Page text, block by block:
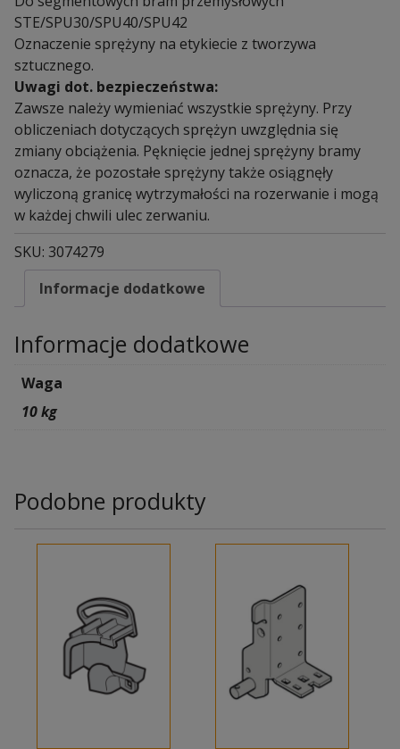
STE/SPU30/SPU40/SPU42
Oznaczenie sprężyny na etykiecie z tworzywa
sztucznego.
Uwagi dot. bezpieczeństwa:
Zawsze należy wymieniać wszystkie sprężyny. Przy
obliczeniach dotyczących sprężyn uwzględnia się
zmiany obciążenia. Pęknięcie jednej sprężyny bramy
oznacza, że pozostałe sprężyny także osiągnęły
wyliczoną granicę wytrzymałości na rozerwanie i mogą
w każdej chwili ulec zerwaniu.
SKU: 3074279
Informacje dodatkowe
Informacje dodatkowe
Waga
10 kg
Podobne produkty